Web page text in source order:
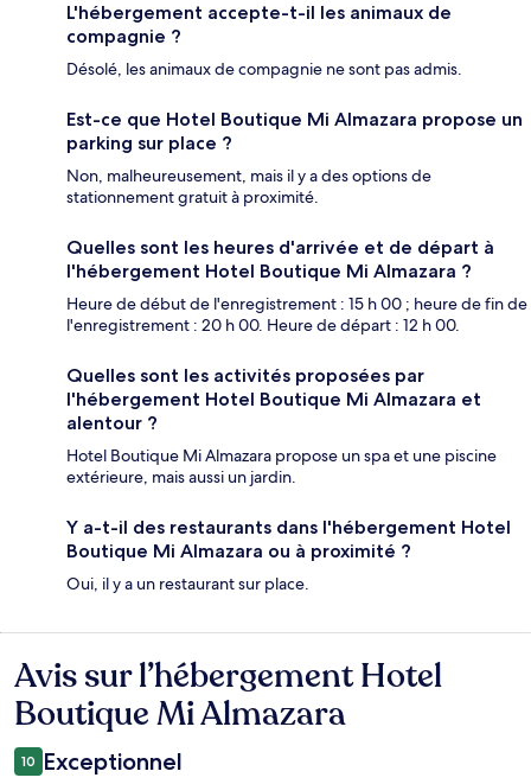
L'hébergement accepte-t-il les animaux de
compagnie ?
Désolé, les animaux de compagnie ne sont pas admis.
Est-ce que Hotel Boutique Mi Almazara propose un
parking sur place ?
Non, malheureusement, mais il y a des options de
stationnement gratuit à proximité.
Quelles sont les heures d'arrivée et de départ à
l'hébergement Hotel Boutique Mi Almazara ?
Heure de début de l'enregistrement : 15 h 00 ; heure de fin de
l'enregistrement : 20 h 00. Heure de départ : 12 h 00.
Quelles sont les activités proposées par
l'hébergement Hotel Boutique Mi Almazara et
alentour ?
Hotel Boutique Mi Almazara propose un spa et une piscine
extérieure, mais aussi un jardin.
Y a-t-il des restaurants dans l'hébergement Hotel
Boutique Mi Almazara ou à proximité ?
Oui, il y a un restaurant sur place.
Avis
Avis sur l’hébergement Hotel
Boutique Mi Almazara
10 Exceptionnel